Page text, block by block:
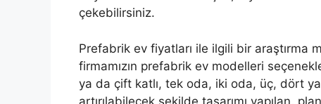
çekebilirsiniz.
Prefabrik ev fiyatları ile ilgili bir araştırma
firmamızın prefabrik ev modelleri
ya da çift katlı, tek oda, iki oda, üç, dört
artırılabilecek şekilde tasarımı yapılan,